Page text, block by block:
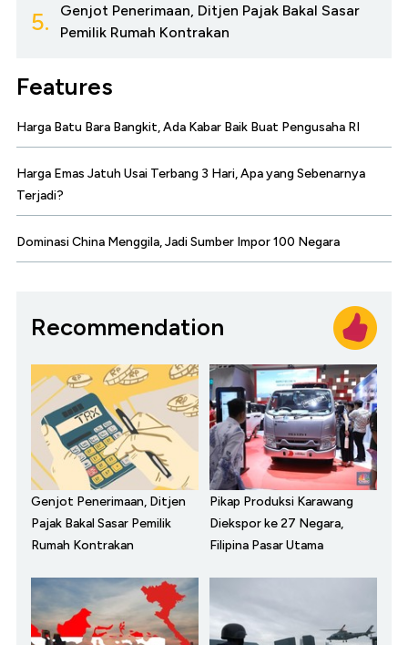
5.
Genjot Penerimaan, Ditjen Pajak Bakal Sasar
Pemilik Rumah Kontrakan
Features
Harga Batu Bara Bangkit, Ada Kabar Baik Buat Pengusaha RI
Harga Emas Jatuh Usai Terbang 3 Hari, Apa yang Sebenarnya
Terjadi?
Dominasi China Menggila, Jadi Sumber Impor 100 Negara
Recommendation
Genjot Penerimaan, Ditjen
Pajak Bakal Sasar Pemilik
Rumah Kontrakan
Pikap Produksi Karawang
Diekspor ke 27 Negara,
Filipina Pasar Utama